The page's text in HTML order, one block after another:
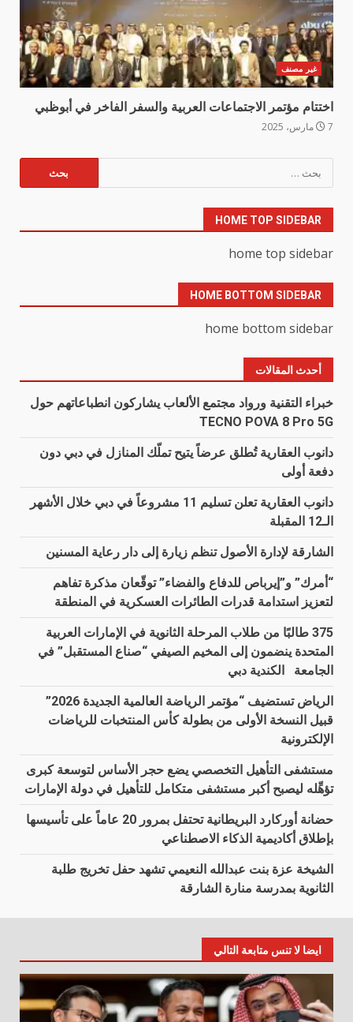
غير مصنف
اختتام مؤتمر الاجتماعات العربية والسفر الفاخر في أبوظبي
7 مارس، 2025
عن:
HOME TOP SIDEBAR
home top sidebar
HOME BOTTOM SIDEBAR
home bottom sidebar
أحدث المقالات
خبراء التقنية ورواد مجتمع الألعاب يشاركون انطباعاتهم حول
TECNO POVA 8 Pro 5G
دانوب العقارية تُطلق عرضاً يتيح تملّك المنازل في دبي دون
دفعة أولى
دانوب العقارية تعلن تسليم 11 مشروعاً في دبي خلال الأشهر
الـ12 المقبلة
الشارقة لإدارة الأصول تنظم زيارة إلى دار رعاية المسنين
“أمرك” و”إيرباص للدفاع والفضاء” توقّعان مذكرة تفاهم
لتعزيز استدامة قدرات الطائرات العسكرية في المنطقة
375 طالبًا من طلاب المرحلة الثانوية في الإمارات العربية
المتحدة ينضمون إلى المخيم الصيفي “صناع المستقبل” في
الجامعة الكندية دبي
الرياض تستضيف “مؤتمر الرياضة العالمية الجديدة 2026”
قبيل النسخة الأولى من بطولة كأس المنتخبات للرياضات
الإلكترونية
مستشفى التأهيل التخصصي يضع حجر الأساس لتوسعة كبرى
تؤهِّله ليصبح أكبر مستشفى متكامل للتأهيل في دولة الإمارات
حضانة أوركارد البريطانية تحتفل بمرور 20 عاماً على تأسيسها
بإطلاق أكاديمية الذكاء الاصطناعي
الشيخة عزة بنت عبدالله النعيمي تشهد حفل تخريج طلبة
الثانوية بمدرسة منارة الشارقة
ايضا لا تنس متابعة التالي